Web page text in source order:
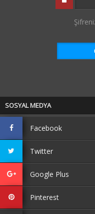
SOSYAL MEDYA
Facebook
Twitter
Google Plus
Pinterest